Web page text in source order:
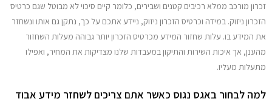
זכרון מורכב ממלא רכיבים קטנים ושבירים, כלומר קיים סיכוי לא מבוטל שגם כרטיס
הזכרון ניזוק. במידה וכרטיס הזכרון ניזוק, ניידע אתכם על כך, נתקן גם אותו ונשחזר
את המידע בו. עלות שחזור המידע מכרטיס הזכרון יותר גבוהה מעלות השחזור
מהענן, אך איכות השירות והתיקון במעבדות שלנו מצדיקות את המחיר, ואפילו
מתעלות מעליו.
למה לבחור באגס נגוס כאשר אתם צריכים לשחזר מידע אבוד